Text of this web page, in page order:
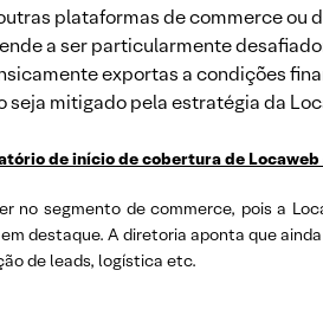
plataformas de commerce ou
a ser particularmente
exportas a condições
mitigado pela estratégia da
de início de cobertura de Locaweb
no segmento de commerce, pois a
destaque. A diretoria aponta que
de leads, logística etc.